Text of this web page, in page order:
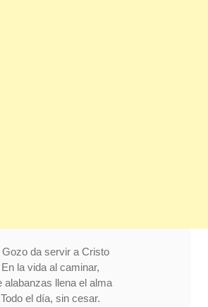
Gozo da servir a Cristo
En la vida al caminar,
alabanzas llena el alma
Todo el día, sin cesar.